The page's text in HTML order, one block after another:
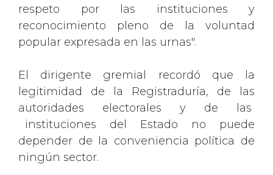
respeto por las instituciones y
reconocimiento pleno de la voluntad
popular expresada en las urnas".
El dirigente gremial recordó que la
legitimidad de la Registraduría, de las
autoridades electorales y de las
instituciones del Estado no puede
depender de la conveniencia política de
ningún sector.